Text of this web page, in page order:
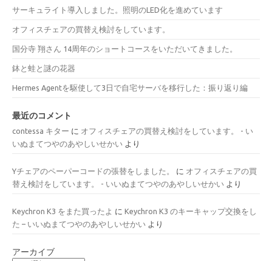
サーキュライト導入しました。照明のLED化を進めています
オフィスチェアの買替え検討をしています。
国分寺 翔さん 14周年のショートコースをいただいてきました。
鉢と蛙と謎の花器
Hermes Agentを駆使して3日で自宅サーバを移行した：振り返り編
最近のコメント
contessa キター に オフィスチェアの買替え検討をしています。 - い
いぬまてつやのあやしいせかい より
Yチェアのペーパーコードの張替をしました。 に オフィスチェアの買
替え検討をしています。 - いいぬまてつやのあやしいせかい より
Keychron K3 をまた買ったよ に Keychron K3 のキーキャップ交換をし
た – いいぬまてつやのあやしいせかい より
アーカイブ